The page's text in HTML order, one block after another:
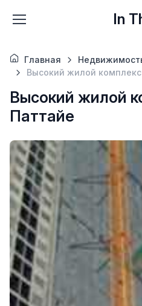
In
Главная
Высокий жилой
Высокий жилой
Паттайе